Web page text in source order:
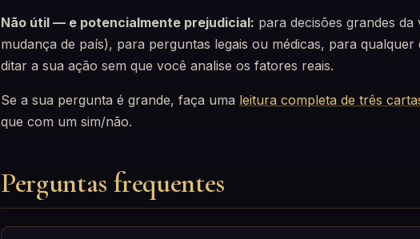
Não útil — e potencialmente prejudicial: para decisões grandes
mudança de país), para perguntas legais ou médicas, para
ditar a sua ação sem que você analise os fatores reais.
Se a sua pergunta é grande, faça uma leitura completa de três
que com um sim/não.
Perguntas frequentes